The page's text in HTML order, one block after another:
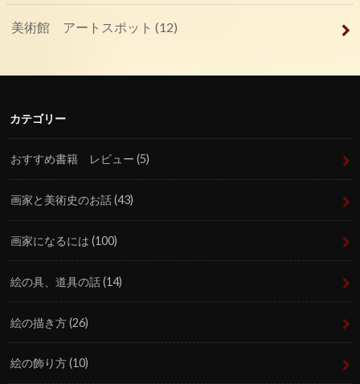
美術館 アートスポット (12)
カテゴリー
おすすめ書籍 レビュー(5)
画家と美術史のお話(43)
画家になるには(100)
絵の具、道具の話(14)
絵の描き方(26)
絵の飾り方(10)